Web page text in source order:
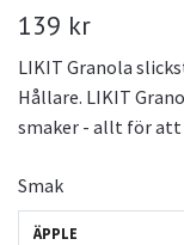
139 kr
LIKIT Granola
Hållare. LIKIT
smaker - allt för
Smak
ÄPPLE